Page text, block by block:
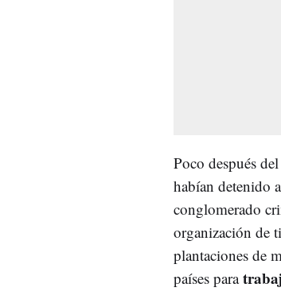
Poco después
habían detenido
conglomerado
organización de
plantaciones de
países para